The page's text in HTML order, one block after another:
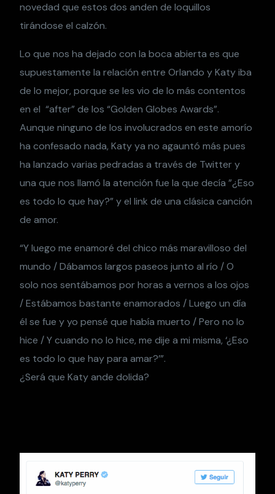
novedad que estos dos anden de loquillos
tirándose el calzón.
Lo que nos ha dejado con la boca abierta es que
supuestamente la relación entre Orlando y Katy iba
de lo mejor, porque se les vio de lo más contentos
en el “after” de los “Golden Globes Awards”.
Aunque ninguno de los involucrados en este amorío
ha confesado nada, Katy ya no agauntó más pues
ha lanzado varias pedradas a través de Twitter y
una que nos llamó la atención fue la que decía ”¿Eso
es todo lo que hay?” y el link de una clásica canción
de amor.
“Y luego me enamoré del chico más maravilloso del
mundo / Dábamos largos paseos junto al río / O
solo nos sentábamos por horas a vernos a los ojos
/ Estábamos bastante enamorados / Luego un día
él se fue y yo pensé que había muerto / Pero no lo
hice / Y cuando no lo hice, me dije a mi misma, ‘¿Eso
es todo lo que hay para amar?’”.
¿Será que Katy ande dolida?